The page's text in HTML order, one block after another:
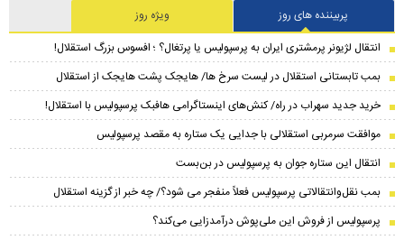
پربیننده های روز
ویژه روز
انتقال لژیونر پرمشتری ایران به پرسپولیس یا پرتغال؟ ؛ افسوس بزرگ استقلال!
بمب تابستانی استقلال در لیست سرخ ها/ هایجک پشت هایجک از استقلال
خرید جدید سهراب در راه/ کنش‌های اینستاگرامی هافبک پرسپولیس با استقلال!
موافقت سرمربی استقلالی با جدایی یک ستاره به مقصد پرسپولیس
انتقال این ستاره جوان به پرسپولیس در بن‌بست
بمب نقل‌وانتقالاتی پرسپولیس فعلاً منفجر می شود؟/ چه خبر از گزینه استقلال
پرسپولیس از فروش این ملی‌پوش درآمدزایی می‌کند؟